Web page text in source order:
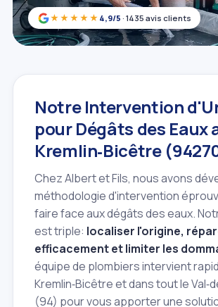
★★★★★ 4,9/5 · 1435 avis clients
Notre Intervention
pour Dégâts des Eaux
Kremlin‑Bicêtre
Chez Albert et Fils, nous avons
méthodologie d'intervention
faire face aux dégâts des eaux.
est triple: localiser l'origine,
efficacement et limiter les
équipe de plombiers intervient
Kremlin‑Bicêtre et dans tout le
(94) pour vous apporter une